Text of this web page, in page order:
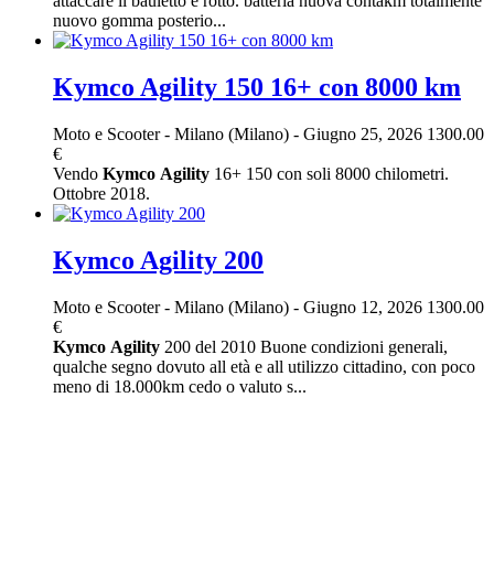
nuovo gomma posterio...
Kymco Agility 150 16+ con 8000 km
Moto e Scooter- Milano (Milano) - Giugno 25, 2026 1300.00
€
Vendo Kymco Agility 16+ 150 con soli 8000 chilometri.
Ottobre 2018.
Kymco Agility 200
Moto e Scooter- Milano (Milano) - Giugno 12, 2026 1300.00
€
Kymco Agility 200 del 2010 Buone condizioni generali,
qualche segno dovuto all età e all utilizzo cittadino, con poco
meno di 18.000km cedo o valuto s...